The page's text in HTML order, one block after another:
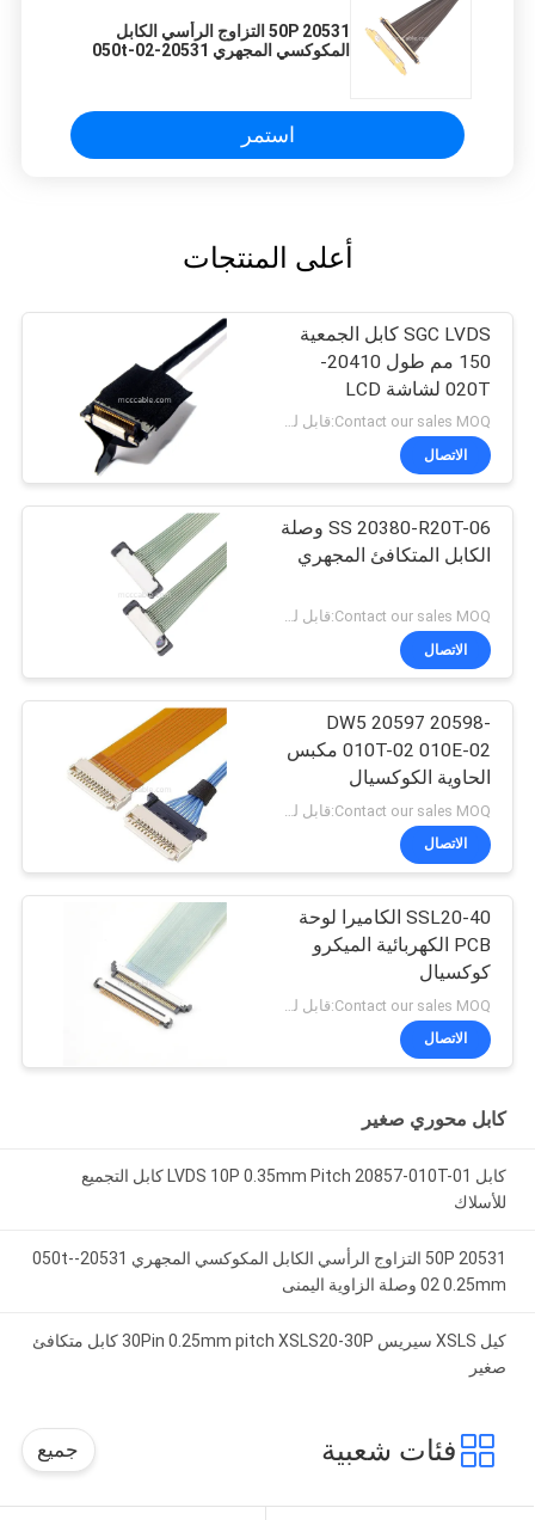
20531 50P التزاوج الرأسي الكابل
المكوكسي المجهري 20531-050t-02
استمر
أعلى المنتجات
SGC LVDS كابل الجمعية
150 مم طول 20410-
020T لشاشة LCD
Contact our sales MOQ:قابل للتفاوض
الاتصال
SS 20380-R20T-06 وصلة
الكابل المتكافئ المجهري
Contact our sales MOQ:قابل للتفاوض
الاتصال
DW5 20597 20598-
010T-02 010E-02 مكبس
الحاوية الكوكسيال
المجهري
الاتصال
SSL20-40 الكاميرا لوحة
PCB الكهربائية الميكرو
كوكسيال
الاتصال
كابل محوري صغير
كابل LVDS 10P 0.35mm Pitch 20857-010T-01 كابل التجميع
للأسلاك
20531 50P التزاوج الرأسي الكابل المكوكسي المجهري 20531-050t-
02 0.25mm وصلة الزاوية اليمنى
كيل XSLS سيريس 30Pin 0.25mm pitch XSLS20-30P كابل متكافئ
صغير
فئات شعبية جميع